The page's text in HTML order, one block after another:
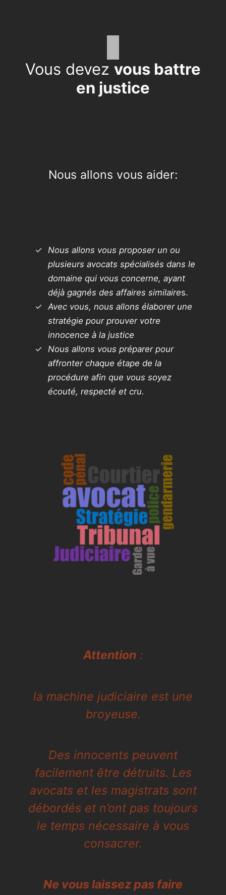
Vous devez vous battre
en justice
Nous allons vous aider:
Nous allons vous proposer un ou
plusieurs avocats spécialisés dans le
domaine qui vous concerne, ayant
déjà gagnés des affaires similaires.
Avec vous, nous allons élaborer une
stratégie pour prouver votre
innocence à la justice
Nous allons vous préparer pour
affronter chaque étape de la
procédure afin que vous soyez
écouté, respecté et cru.
Attention :
la machine judiciaire est une
broyeuse.
Des innocents peuvent
facilement être détruits. Les
avocats et les magistrats sont
débordés et n’ont pas toujours
le temps nécessaire à vous
consacrer.
Ne vous laissez pas faire